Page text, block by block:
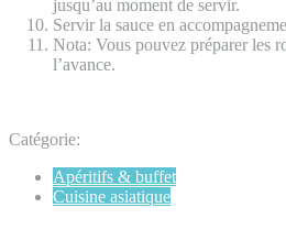
jusqu’au moment de servir.
Servir la sauce en
Nota: Vous pouvez préparer les
l’avance.
Catégorie:
Apéritifs & buffet
Cuisine asiatique